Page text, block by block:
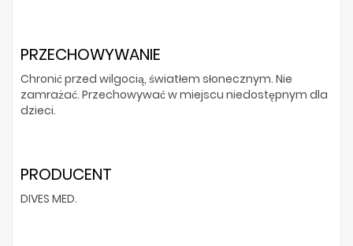
PRZECHOWYWANIE
Chronić przed wilgocią, światłem słonecznym. Nie
zamrażać. Przechowywać w miejscu niedostępnym dla
dzieci.
PRODUCENT
DIVES MED.